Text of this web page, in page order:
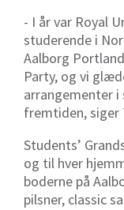
- I år var Royal
studerende i
Aalborg
Party, og vi
arrangementer i
fremtiden,
Students’
og til hver
boderne på
pilsner, classic